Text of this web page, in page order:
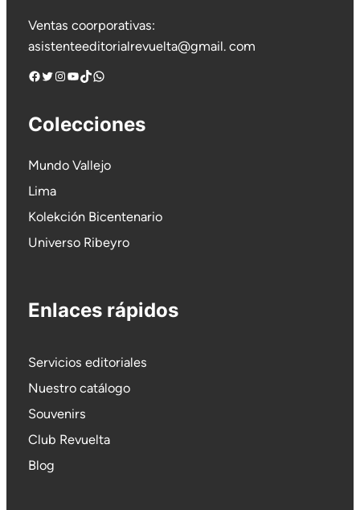
Ventas coorporativas:
asistenteeditorialrevuelta@gmail. com
Facebook Twitter InstagramYouTube TikTok WhatsApp
Colecciones
Mundo Vallejo
Lima
Kolekción Bicentenario
Universo Ribeyro
Enlaces rápidos
Servicios editoriales
Nuestro catálogo
Souvenirs
Club Revuelta
Blog